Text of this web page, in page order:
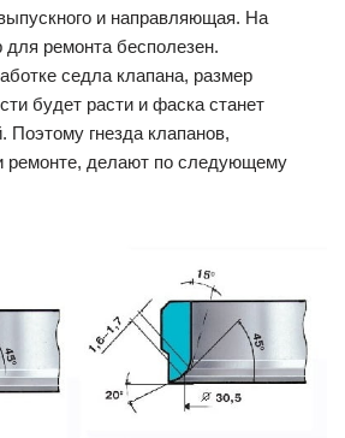
и направляющая. На
для ремонта бесполезен.
седла клапана, размер
будет расти и фаска станет
гнезда клапанов,
ремонте, делают по следующему